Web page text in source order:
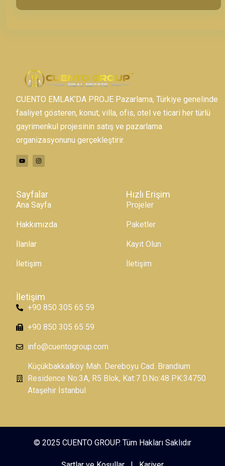
CUENTO EMLAK’DA PROJE Pazarlama, Türkiye genelinde
faaliyet gösteren, konut, villa, ofis, otel ve ticari her türlü
gayrimenkul projesinin satış ve pazarlama
organizasyonunu gerçekleştirir.
Sayfalar
Ana Sayfa
Hakkımızda
İlanlar
İletişim
Hızlı Erişim
Projeler
Paketler
Kayıt Olun
İletişim
İletişim
+90 850 305 65 59
+90 850 305 65 59
info@cuentogroup.com
Küçükbakkalköy Mah. Dereboyu Cad. Brandium
Residence No:3A, R5 Blok, Kat:7 D.No:48 PK:34750
Ataşehir İstanbul
© 2025 CUENTO GROUP. Tüm Hakları Saklıdır